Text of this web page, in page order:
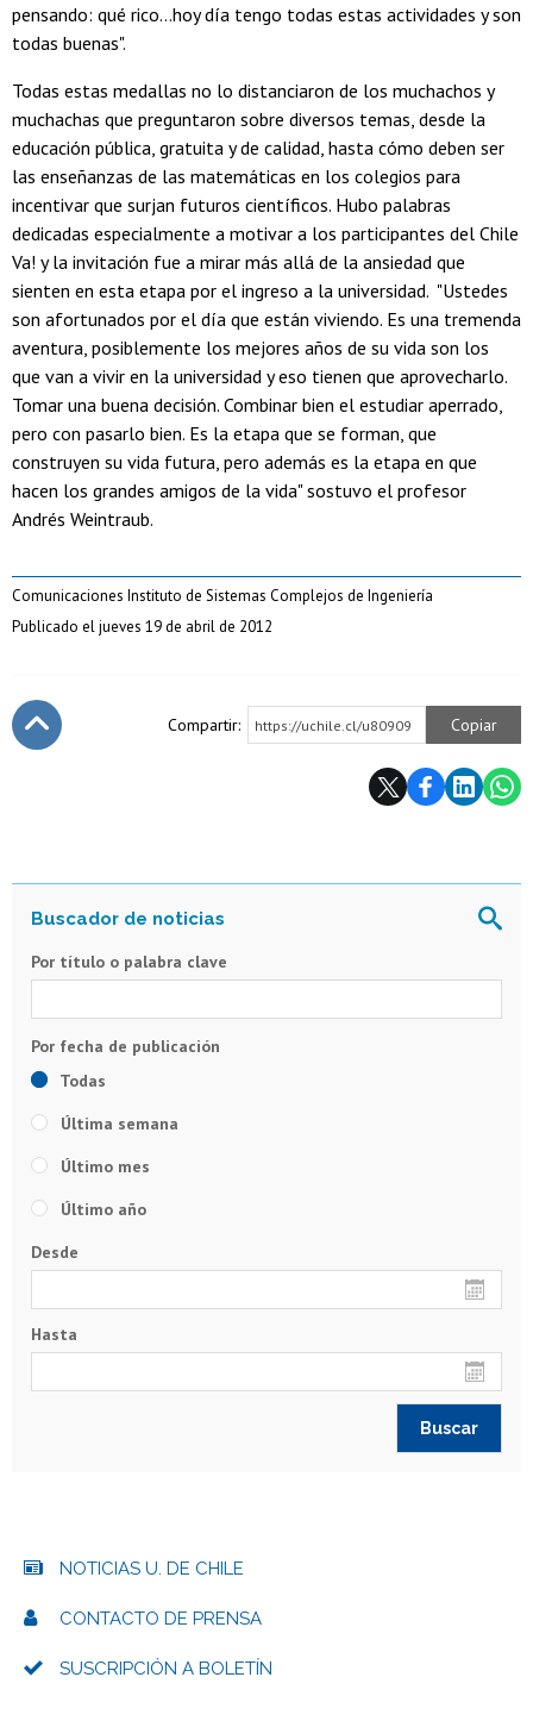
pensando: qué rico...hoy día tengo todas estas actividades y son
todas buenas".
Todas estas medallas no lo distanciaron de los muchachos y
muchachas que preguntaron sobre diversos temas, desde la
educación pública, gratuita y de calidad, hasta cómo deben ser
las enseñanzas de las matemáticas en los colegios para
incentivar que surjan futuros científicos. Hubo palabras
dedicadas especialmente a motivar a los participantes del Chile
Va! y la invitación fue a mirar más allá de la ansiedad que
sienten en esta etapa por el ingreso a la universidad. "Ustedes
son afortunados por el día que están viviendo. Es una tremenda
aventura, posiblemente los mejores años de su vida son los
que van a vivir en la universidad y eso tienen que aprovecharlo.
Tomar una buena decisión. Combinar bien el estudiar aperrado,
pero con pasarlo bien. Es la etapa que se forman, que
construyen su vida futura, pero además es la etapa en que
hacen los grandes amigos de la vida" sostuvo el profesor
Andrés Weintraub.
Comunicaciones Instituto de Sistemas Complejos de Ingeniería
Publicado el jueves 19 de abril de 2012
Compartir: https://uchile.cl/u80909 Copiar
Por título o palabra clave
Todas
Última semana
Último mes
Último año
Desde
Hasta
NOTICIAS U. DE CHILE
CONTACTO DE PRENSA
SUSCRIPCIÓN A BOLETÍN